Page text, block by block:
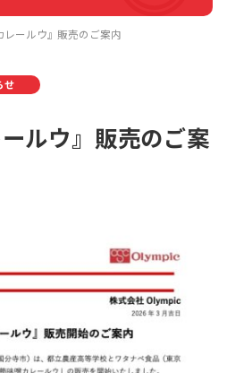
ついて
環境への取り組み
レールウ』販売のご案内
せ
ールウ』販売のご案